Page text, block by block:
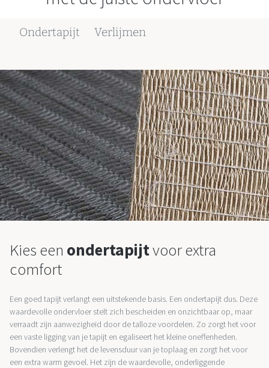
Ondertapijt Verlijmen
Kies een ondertapijtvoor extra
comfort
Een goed tapijt verlangt een uitstekende basis. Een ondertapijt dus. Deze
waardevolle ondervloer stelt zich bescheiden en onzichtbaar op, maar
verraadt zijn aanwezigheid door de talloze voordelen. Zo zorgt het voor
een vaste ligging van je tapijt en egaliseert het kleine oneffenheden.
Bovendien verlengt het de levensduur van je toplaag en zorgt het voor
een extra warm gevoel. Het zijn de waardevolle, onderliggende